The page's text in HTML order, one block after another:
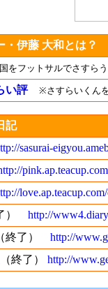
・伊藤 大和とは？
をフットサルでさすら
い評 ※さすらいくん
記
sasurai-
） http://
（終了） http://
（終了） http://